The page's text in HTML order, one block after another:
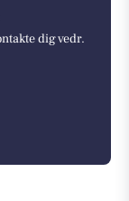
dig vedr.